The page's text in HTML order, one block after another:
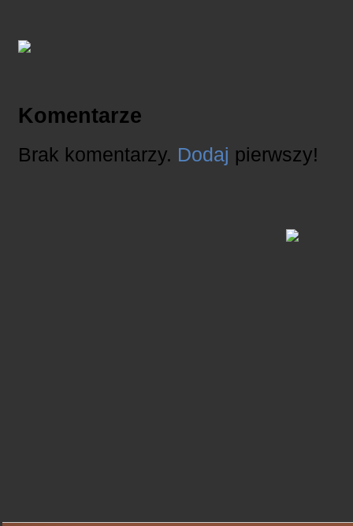
Komentarze
Brak komentarzy. Dodaj pierwszy!